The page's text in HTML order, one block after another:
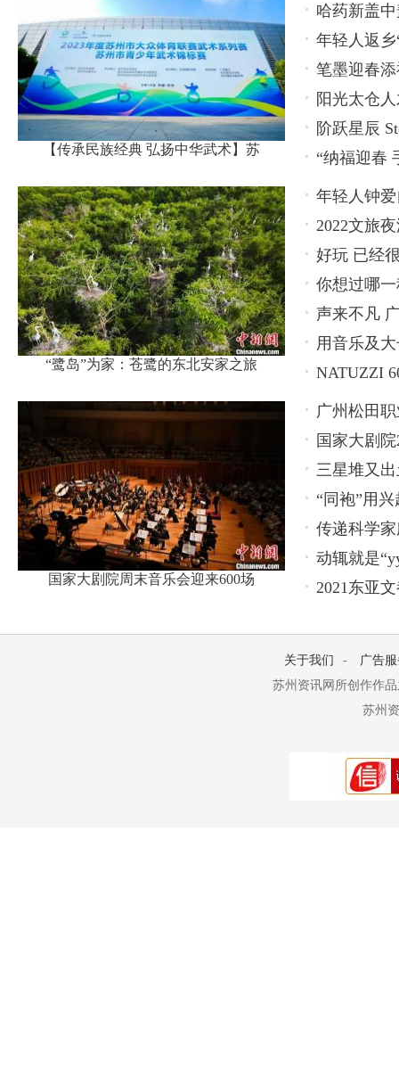
【传承民族经典 弘扬中华武术】苏
哈药新盖
方
年轻人返
笔墨迎春
题活动
阳光太仓
——智能赋
阶跃星辰
“纳福迎春
“鹭岛”为家：苍鹭的东北安家之旅
年轻人钟
2022文旅
博览会
好玩 已经
你想过哪
声来不凡
用音乐及
NATUZZI
国家大剧院周末音乐会迎来600场
广州松田
养新模式
国家大剧
三星堆又
“同袍”用
传递科学
动辄就是
2021东亚
关于我们 -
广告
苏州资讯网所创作作
苏州